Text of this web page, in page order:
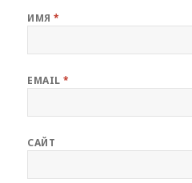
ИМЯ*
EMAIL*
САЙТ